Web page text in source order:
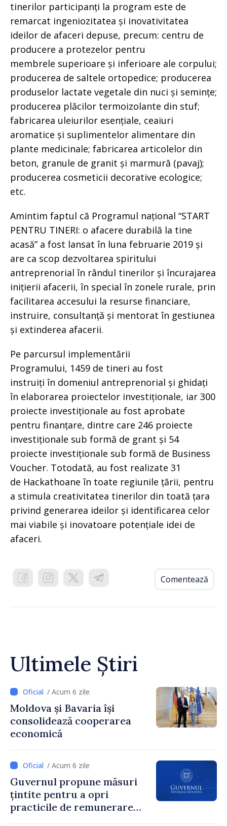
tinerilor participanți la program este de
remarcat ingeniozitatea și inovativitatea
ideilor de afaceri depuse, precum: centru de
producere a protezelor pentru
membrele superioare și inferioare ale corpului;
producerea de saltele ortopedice; producerea
produselor lactate vegetale din nuci și semințe;
producerea plăcilor termoizolante din stuf;
fabricarea uleiurilor esențiale, ceaiuri
aromatice și suplimentelor alimentare din
plante medicinale; fabricarea articolelor din
beton, granule de granit și marmură (pavaj);
producerea cosmeticii decorative ecologice;
etc.
Amintim faptul că Programul național “START
PENTRU TINERI: o afacere durabilă la tine
acasă” a fost lansat în luna februarie 2019 și
are ca scop dezvoltarea spiritului
antreprenorial în rândul tinerilor și încurajarea
inițierii afacerii, în special în zonele rurale, prin
facilitarea accesului la resurse financiare,
instruire, consultanță și mentorat în gestiunea
și extinderea afacerii.
Pe parcursul implementării
Programului, 1459 de tineri au fost
instruiți în domeniul antreprenorial și ghidați
în elaborarea proiectelor investiționale, iar 300
proiecte investiționale au fost aprobate
pentru finanțare, dintre care 246 proiecte
investiționale sub formă de grant și 54
proiecte investiționale sub formă de Business
Voucher. Totodată, au fost realizate 31
de Hackathoane în toate regiunile țării, pentru
a stimula creativitatea tinerilor din toată țara
privind generarea ideilor și identificarea celor
mai viabile și inovatoare potențiale idei de
afaceri.
Comentează
Ultimele Știri
/ Acum 6 zile
Moldova și Bavaria își
consolidează cooperarea
economică
/ Acum 6 zile
Guvernul propune măsuri
țintite pentru a opri
practicile de remunerare